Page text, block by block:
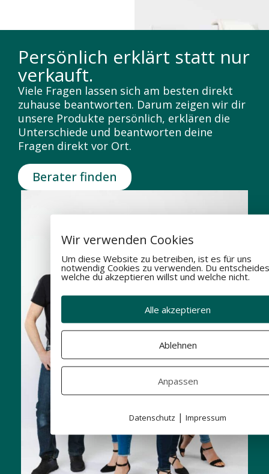
Persönlich erklärt statt nur
verkauft.
Viele Fragen lassen sich am besten direkt
zuhause beantworten. Darum zeigen wir dir
unsere Produkte persönlich, erklären die
Unterschiede und beantworten deine
Fragen direkt vor Ort.
Berater finden
Wir verwenden Cookies
Um diese Website zu betreiben, ist es für uns
notwendig Cookies zu verwenden. Du
welche du akzeptieren willst und welche nicht.
Alle akzeptieren
Ablehnen
Anpassen
Datenschutz | Impressum